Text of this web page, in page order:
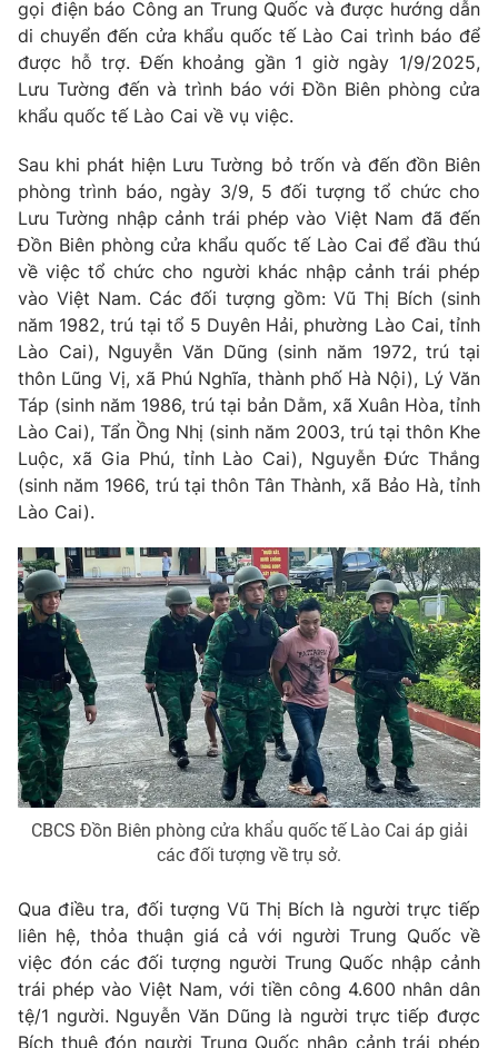
Tổng đài VTV:024.38 355 931 - 024.38 355 932
Ðiện thoại Thời báo VTV:024.66 897 897
Email: toasoan@vtv.vn
Liên hệ quảng cáo:024-7300.7108
® Cấm sao chép dưới mọi hình thức nếu không có sự chấp
thuận bằng văn bản. Ghi rõ nguồn VTV.vn khi phát hành lại
thông tin từ website này.
gọi điện báo Công an Trung Quốc và được hướng dẫn
di chuyển đến cửa khẩu quốc tế Lào Cai trình báo để
được hỗ trợ. Đến khoảng gần 1 giờ ngày 1/9/2025,
Lưu Tường đến và trình báo với Đồn Biên phòng cửa
khẩu quốc tế Lào Cai về vụ việc.
Sau khi phát hiện Lưu Tường bỏ trốn và đến đồn Biên
phòng trình báo, ngày 3/9, 5 đối tượng tổ chức cho
Lưu Tường nhập cảnh trái phép vào Việt Nam đã đến
Đồn Biên phòng cửa khẩu quốc tế Lào Cai để đầu thú
về việc tổ chức cho người khác nhập cảnh trái phép
vào Việt Nam. Các đối tượng gồm: Vũ Thị Bích (sinh
năm 1982, trú tại tổ 5 Duyên Hải, phường Lào Cai, tỉnh
Lào Cai), Nguyễn Văn Dũng (sinh năm 1972, trú tại
thôn Lũng Vị, xã Phú Nghĩa, thành phố Hà Nội), Lý Văn
Táp (sinh năm 1986, trú tại bản Dằm, xã Xuân Hòa, tỉnh
Lào Cai), Tẩn Ồng Nhị (sinh năm 2003, trú tại thôn Khe
Luộc, xã Gia Phú, tỉnh Lào Cai), Nguyễn Đức Thắng
(sinh năm 1966, trú tại thôn Tân Thành, xã Bảo Hà, tỉnh
Lào Cai).
CBCS Đồn Biên phòng cửa khẩu quốc tế Lào Cai áp giải
các đối tượng về trụ sở.
Qua điều tra, đối tượng Vũ Thị Bích là người trực tiếp
liên hệ, thỏa thuận giá cả với người Trung Quốc về
việc đón các đối tượng người Trung Quốc nhập cảnh
trái phép vào Việt Nam, với tiền công 4.600 nhân dân
tệ/1 người. Nguyễn Văn Dũng là người trực tiếp được
Bích thuê đón người Trung Quốc nhập cảnh trái phép